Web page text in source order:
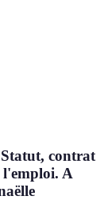
contrat
l'emploi. A